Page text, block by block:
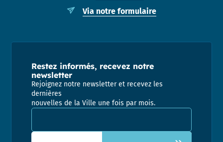
Via notre formulaire
Restez informés, recevez notre
newsletter
Rejoignez notre newsletter et recevez les
dernières
nouvelles de la Ville une fois par mois.
Adresse email pour la newsletter